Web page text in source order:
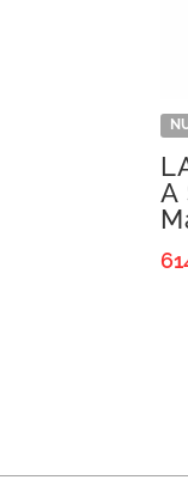
A